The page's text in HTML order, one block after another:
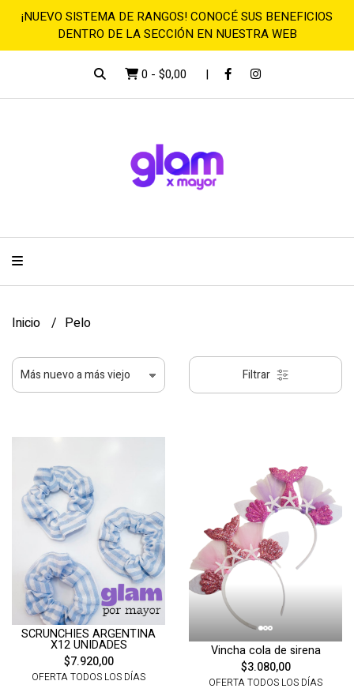
¡NUEVO SISTEMA DE RANGOS! CONOCÉ SUS BENEFICIOS
DENTRO DE LA SECCIÓN EN NUESTRA WEB
0 - $0,00
Inicio Pelo
Filtrar
SCRUNCHIES ARGENTINA
X12 UNIDADES
$7.920,00
OFERTA TODOS LOS DÍAS
Vincha cola de sirena
$3.080,00
OFERTA TODOS LOS DÍAS